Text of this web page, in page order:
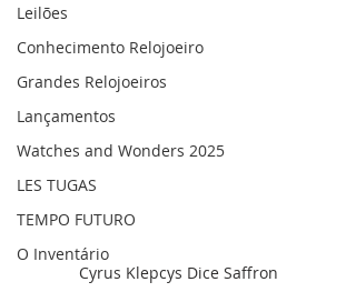
Leilões
Conhecimento Relojoeiro
Grandes Relojoeiros
Lançamentos
Watches and Wonders 2025
LES TUGAS
TEMPO FUTURO
O Inventário
Cyrus Klepcys Dice Saffron